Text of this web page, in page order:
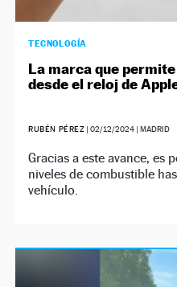
TECNOLOGÍA
La marca que
desde el reloj de
RUBÉN PÉREZ |02/12/2024 | MADRID
Gracias a este avance, es
niveles de combustible
vehículo.